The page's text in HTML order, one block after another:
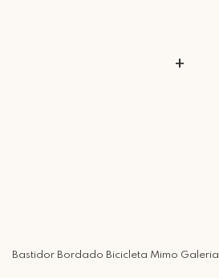
+
Bastidor Bordado Bicicleta Mimo Galeria